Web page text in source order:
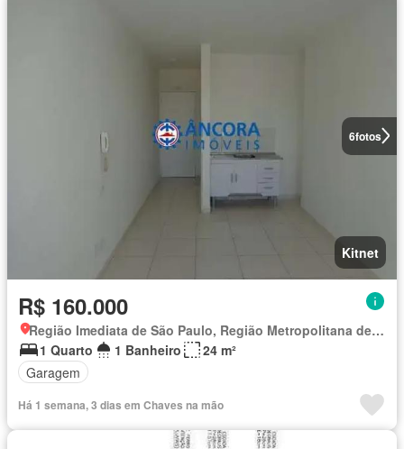
6fotos
Kitnet
R$ 160.000
Região Imediata de São Paulo, Região Metropolitana de São Paulo
1 Quarto
1 Banheiro
24 m²
Garagem
Há 1 semana, 3 dias em Chaves na mão